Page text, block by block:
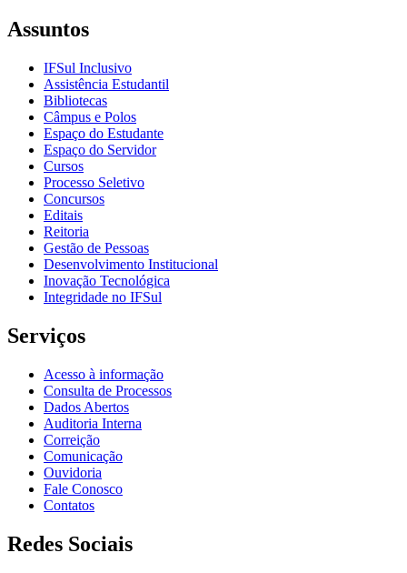
Assuntos
IFSul Inclusivo
Assistência Estudantil
Bibliotecas
Câmpus e Polos
Espaço do Estudante
Espaço do Servidor
Cursos
Processo Seletivo
Concursos
Editais
Reitoria
Gestão de Pessoas
Desenvolvimento Institucional
Inovação Tecnológica
Integridade no IFSul
Serviços
Acesso à informação
Consulta de Processos
Dados Abertos
Auditoria Interna
Correição
Comunicação
Ouvidoria
Fale Conosco
Contatos
Redes Sociais